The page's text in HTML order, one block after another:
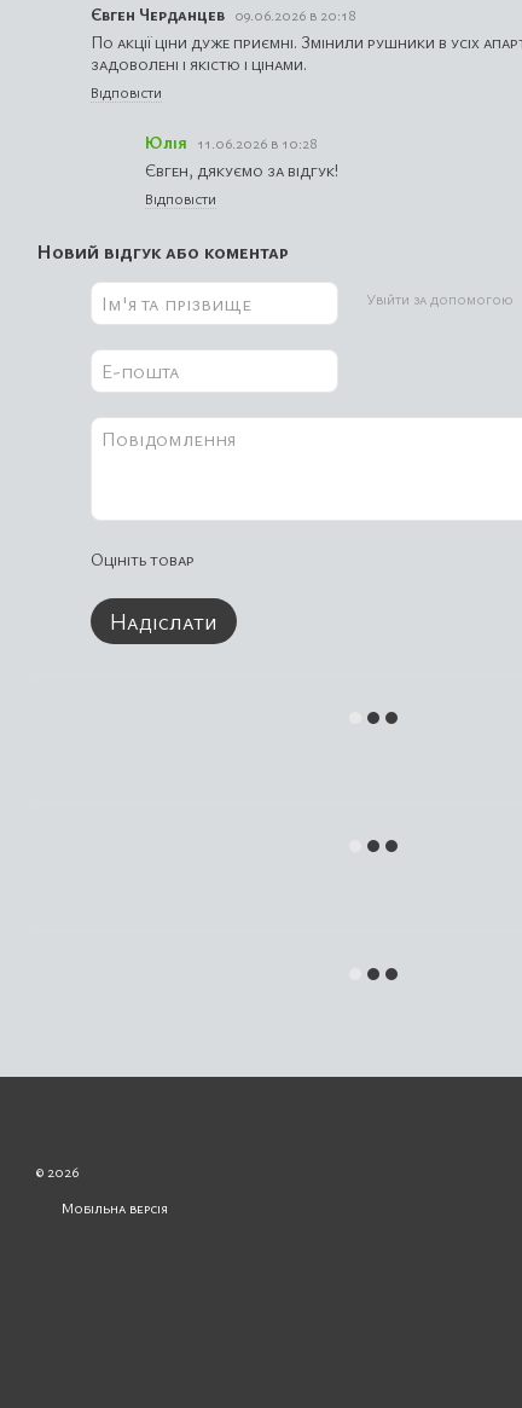
Євген Черданцев 09.06.2026 в 20:18
По акції ціни дуже приємні. Змінили рушники в усіх
задоволені і якістю і цінами.
Відповісти
Юлія 11.06.2026 в 10:28
Євген, дякуємо за відгук!
Відповісти
Новий відгук або коментар
Увійти за допомогою
Оцініть товар
Надіслати
© 2026
Мобільна версія